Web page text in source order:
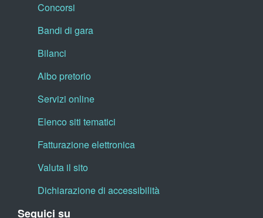
Concorsi
Bandi di gara
Bilanci
Albo pretorio
Servizi online
Elenco siti tematici
Fatturazione elettronica
Valuta il sito
Dichiarazione di accessibilità
Seguici su